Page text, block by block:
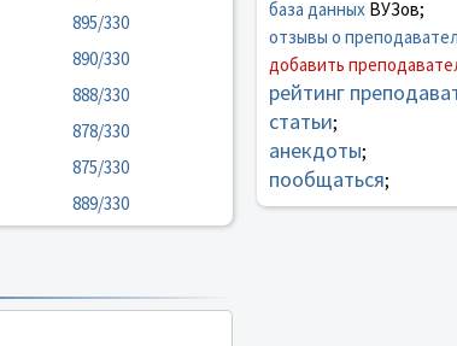
895/330
890/330
888/330
878/330
875/330
889/330
база данныхВУЗов;
отзывы о
добавить
рейтинг
статьи;
анекдоты;
пообщаться;